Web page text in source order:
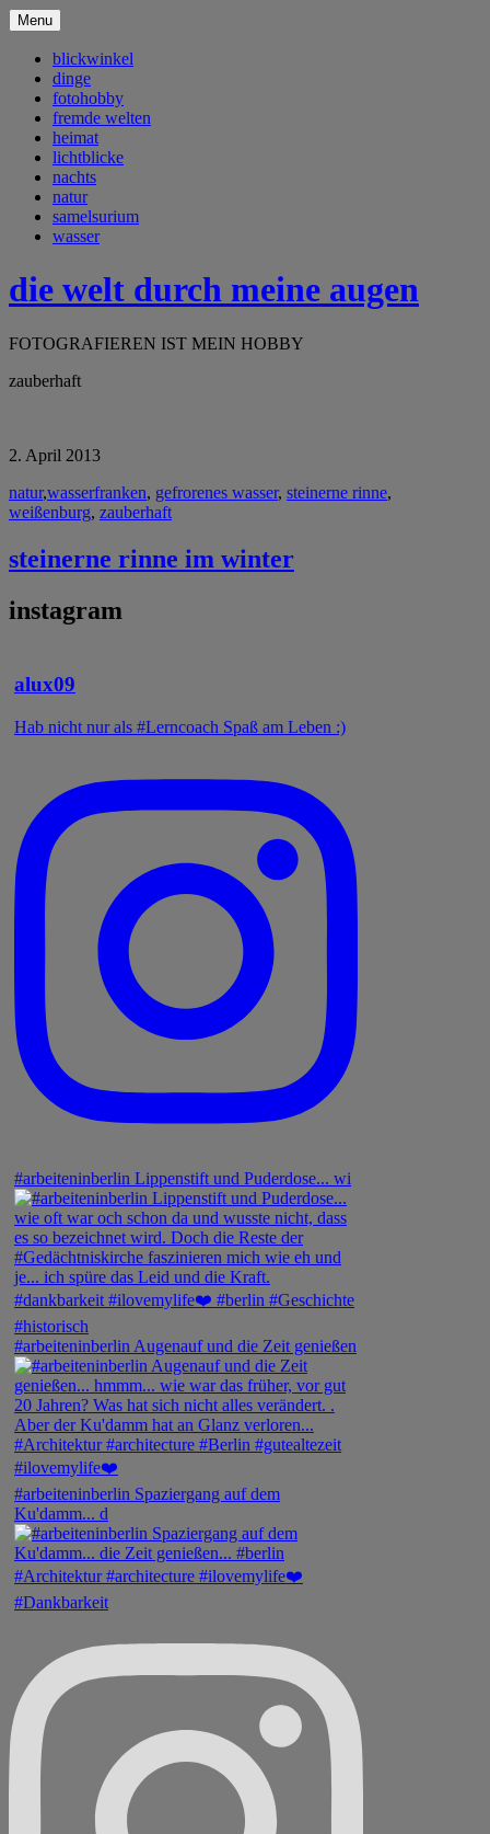
Menu
blickwinkel
dinge
fotohobby
fremde welten
heimat
lichtblicke
nachts
natur
samelsurium
wasser
die welt durch meine augen
FOTOGRAFIEREN IST MEIN HOBBY
zauberhaft
2. April 2013
natur,wasserfranken, gefrorenes wasser, steinerne rinne,
weißenburg, zauberhaft
steinerne rinne im winter
instagram
alux09
Hab nicht nur als #Lerncoach Spaß am Leben :)
#arbeiteninberlin Lippenstift und Puderdose... wi
#arbeiteninberlin Augenauf und die Zeit genießen
#arbeiteninberlin Spaziergang auf dem
Ku'damm... d